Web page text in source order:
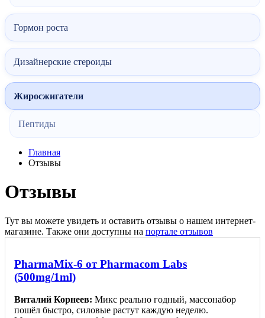
Гормон роста
Дизайнерские стероиды
Жиросжигатели
Пептиды
Главная
Отзывы
Отзывы
Тут вы можете увидеть и оставить отзывы о нашем интернет-
магазине. Также они доступны на портале отзывов
PharmaMix-6 от Pharmacom Labs
(500mg/1ml)
Виталий Корнеев: Микс реально годный, массонабор
пошёл быстро, силовые растут каждую неделю.